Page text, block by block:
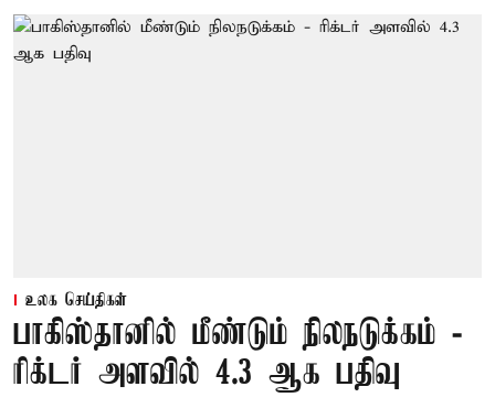
உலக செய்திகள்
பாகிஸ்தானில் மீண்டும் நிலநடுக்கம் -
ரிக்டர் அளவில் 4.3 ஆக பதிவு